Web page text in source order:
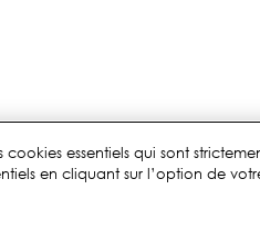
cookies essentiels qui sont
en cliquant sur l’option de